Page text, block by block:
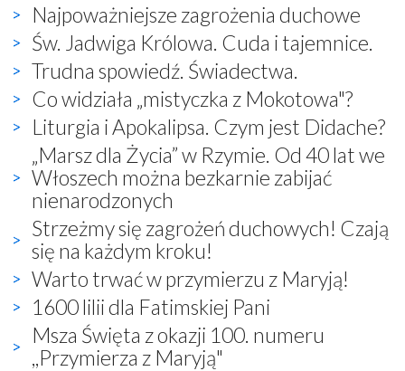
Najpoważniejsze zagrożenia duchowe
Św. Jadwiga Królowa. Cuda i tajemnice.
Trudna spowiedź. Świadectwa.
Co widziała „mistyczka z Mokotowa"?
Liturgia i Apokalipsa. Czym jest Didache?
„Marsz dla Życia” w Rzymie. Od 40 lat we
Włoszech można bezkarnie zabijać
nienarodzonych
Strzeżmy się zagrożeń duchowych! Czają
się na każdym kroku!
Warto trwać w przymierzu z Maryją!
1600 lilii dla Fatimskiej Pani
Msza Święta z okazji 100. numeru
,,Przymierza z Maryją"